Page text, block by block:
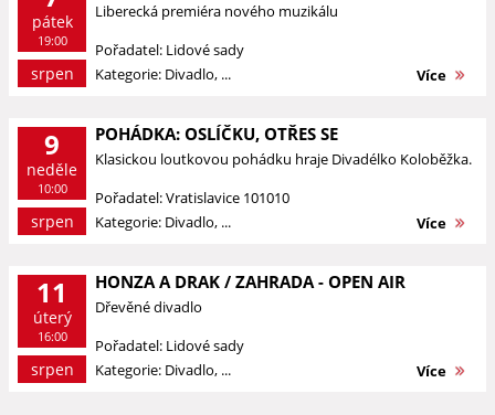
pátek
19:00
srpen
Liberecká premiéra nového muzikálu
Pořadatel: Lidové sady
Kategorie: Divadlo, ...
Více
9
neděle
10:00
srpen
POHÁDKA: OSLÍČKU, OTŘES SE
Klasickou loutkovou pohádku hraje Divadélko Koloběžka.
Pořadatel: Vratislavice 101010
Kategorie: Divadlo, ...
Více
11
úterý
16:00
srpen
HONZA A DRAK / ZAHRADA - OPEN AIR
Dřevěné divadlo
Pořadatel: Lidové sady
Kategorie: Divadlo, ...
Více